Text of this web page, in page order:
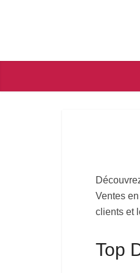
Ventes en
clients et
Top